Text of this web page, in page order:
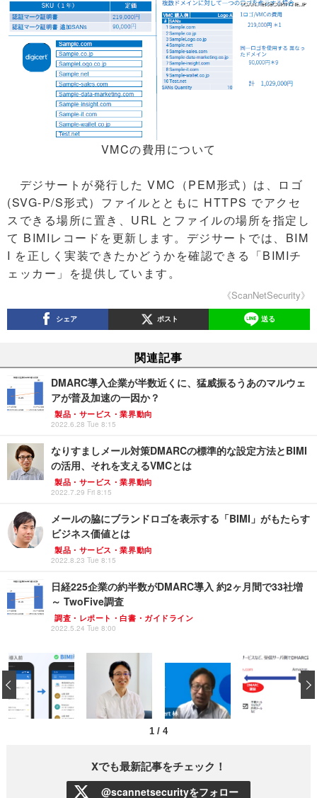
VMCの費用について
デジサートが発行した VMC（PEM形式）は、ロゴ
(SVG-P/S形式）ファイルとともに HTTPS でアクセ
スできる場所に置き、URL とファイルの場所を指定し
て BIMIレコードを更新します。デジサートでは、BIM
I を正しく実装できたかどうかを確認できる「BIMIチ
ェッカー」を提供しています。
《ScanNetSecurity》
シェア ポスト 送る
関連記事
DMARC導入企業が半数近くに、猛威振るうあのマルウェ
アが普及加速の一因か？
製品・サービス・業界動向
2022.6.28 Tue 8:15
なりすましメール対策DMARCの標準的な設定方法とBIMI
の活用、それを支えるVMCとは
製品・サービス・業界動向
2022.7.29 Fri 8:15
メールの脇にブランドロゴを表示する「BIMI」がもたらす
ビジネス価値とは
製品・サービス・業界動向
2022.8.23 Tue 8:15
日経225企業の約半数がDMARC導入 約2ヶ月間で33社増
～ TwoFive調査
調査・レポート・白書・ガイドライン
2022.5.24 Tue 8:00
1 / 4
‹
Xでも最新記事をチェック！
@scannetsecurityをフォロー